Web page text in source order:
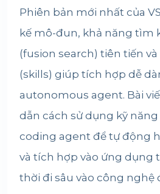
Phiên bản mới nhất của
kế mô-đun, khả năng tìm
(fusion search) tiên tiến
(skills) giúp tích hợp dễ
autonomous agent. Bài
dẫn cách sử dụng kỹ năng
coding agent để tự động
và tích hợp vào ứng dụng
thời đi sâu vào công nghệ